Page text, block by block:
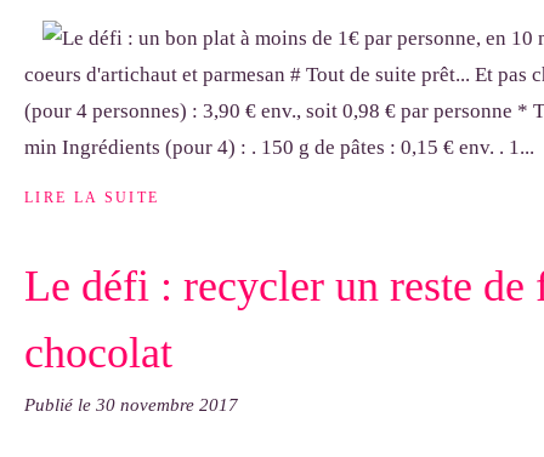
coeurs d'artichaut et parmesan # Tout de suite prêt... Et pas
(pour 4 personnes) : 3,90 € env., soit 0,98 € par personne *
min Ingrédients (pour 4) : . 150 g de pâtes : 0,15 € env. . 1...
LIRE LA SUITE
Le défi : recycler un reste de
chocolat
Publié le 30 novembre 2017